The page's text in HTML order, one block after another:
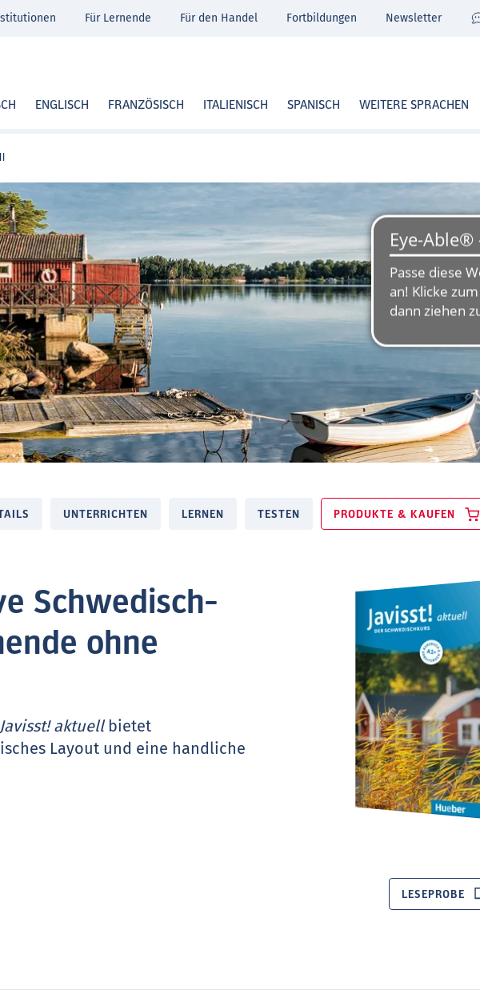
ENGLISCH FRANZÖSISCH ITALIENISCH SPANISCH WEITERE SPRACHEN
Für Lernende Für den Handel Fortbildungen Newsletter
UNTERRICHTEN LERNEN TESTEN PRODUKTE & KAUFEN
LESEPROBE
Schwedisch-
ohne
Javisst! aktuellbietet
Layout und eine handliche